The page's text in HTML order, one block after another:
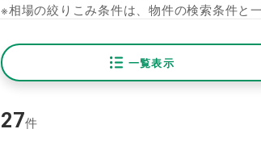
※相場の絞りこみ条件は、物件の検索条件と
一覧表示
27件